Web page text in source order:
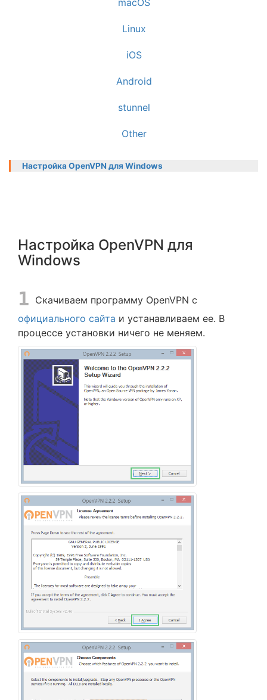
macOS
Linux
iOS
Android
stunnel
Other
Настройка OpenVPN для Windows
Настройка OpenVPN для
Windows
1 Скачиваем программу OpenVPN с
официального сайта и устанавливаем ее. В
процессе установки ничего не меняем.